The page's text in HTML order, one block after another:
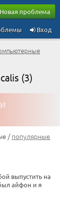
Новая проблема
Вход
(3)
/популярные
выпустить на
айфон и я